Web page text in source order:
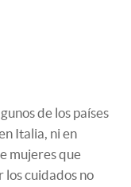
de los países
Italia, ni en
mujeres que
los cuidados no